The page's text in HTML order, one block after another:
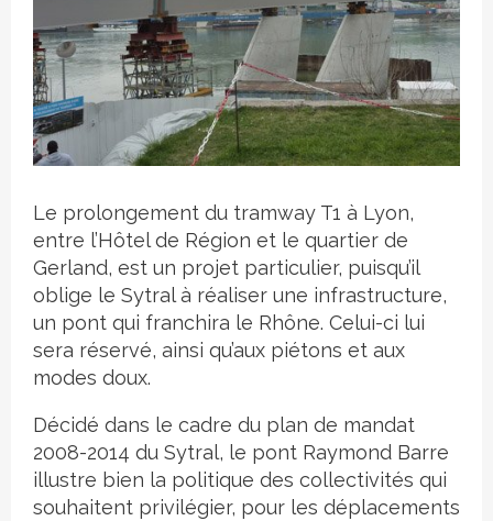
Crédit photo
Le prolongement du tramway T1 à Lyon,
entre l’Hôtel de Région et le quartier de
Gerland, est un projet particulier, puisqu’il
oblige le Sytral à réaliser une infrastructure,
un pont qui franchira le Rhône. Celui-ci lui
sera réservé, ainsi qu’aux piétons et aux
modes doux.
Décidé dans le cadre du plan de mandat
2008-2014 du Sytral, le pont Raymond Barre
illustre bien la politique des collectivités qui
souhaitent privilégier, pour les déplacements